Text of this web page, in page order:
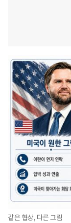
같은 협상, 다른 그림